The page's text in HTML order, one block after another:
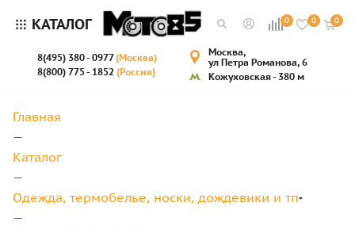
КАТАЛОГ 0 0 0
8(495) 380 - 0977(Москва)
8(800) 775 - 1852 (Россия)
Москва,
ул Петра Романова, 6
Кожуховская - 380 м
Главная
—
Каталог
—
Одежда, термобелье, носки, дождевики и тп
—